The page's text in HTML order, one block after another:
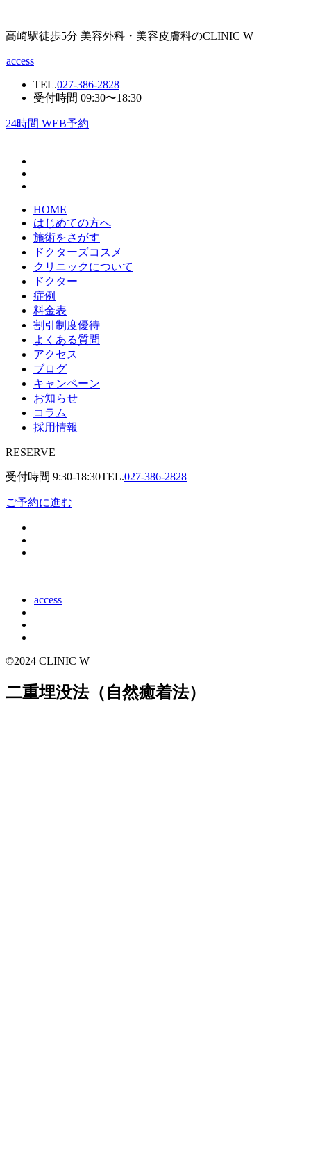
高崎駅徒歩5分 美容外科・美容皮膚科のCLINIC W
access
TEL.027-386-2828
受付時間 09:30〜18:30
24時間 WEB予約
HOME
はじめての方へ
施術をさがす
ドクターズコスメ
クリニックについて
ドクター
症例
料金表
割引制度優待
よくある質問
アクセス
ブログ
キャンペーン
お知らせ
コラム
採用情報
RESERVE
受付時間 9:30-18:30TEL.027-386-2828
ご予約に進む
access
©2024 CLINIC W
二重埋没法（自然癒着法）